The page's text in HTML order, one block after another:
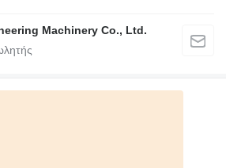
Machinery Co., Ltd.